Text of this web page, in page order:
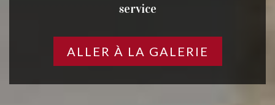
service
ALLER À LA GALERIE